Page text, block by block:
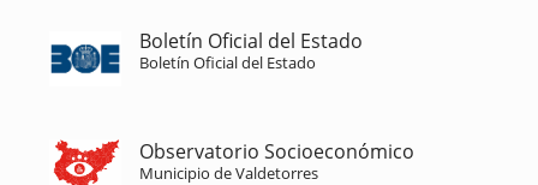
Boletín Oficial del Estado
Boletín Oficial del Estado
Observatorio Socioeconómico
Municipio de Valdetorres